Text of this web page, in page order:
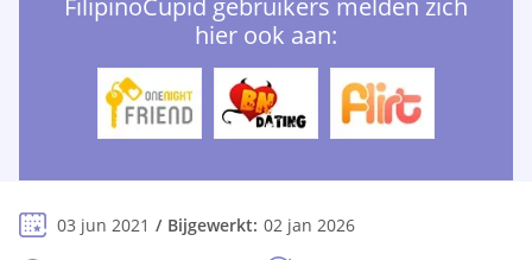
FilipinoCupid gebruikers melden zich
hier ook aan:
03 jun 2021 Bijgewerkt: 02 jan 2026